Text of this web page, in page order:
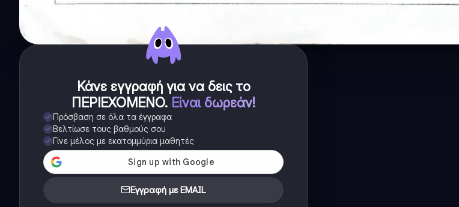
Κάνε εγγραφή για να δεις το
ΠΕΡΙΕΧΟΜΕΝΟ. Είναι δωρεάν!
Πρόσβαση σε όλα τα έγγραφα
Βελτίωσε τους βαθμούς σου
Γίνε μέλος με εκατομμύρια μαθητές
Εγγραφή με EMAIL